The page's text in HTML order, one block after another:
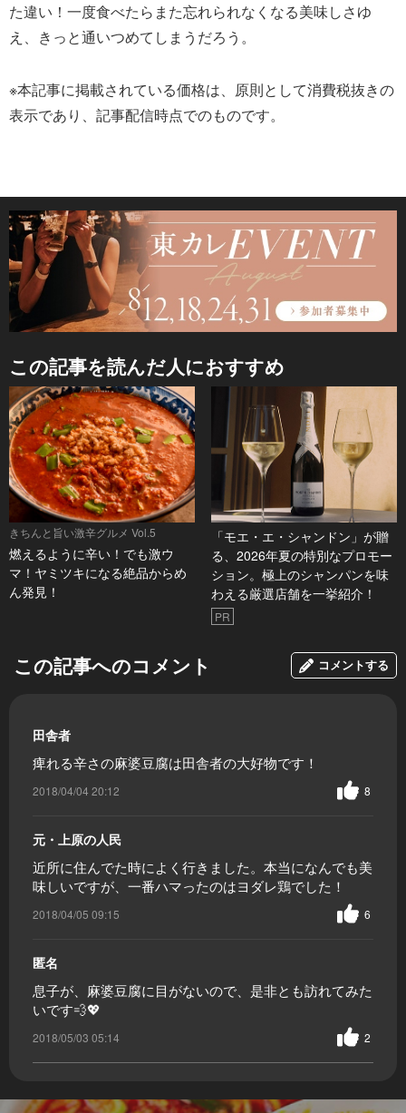
た違い！一度食べたらまた忘れられなくなる美味しさゆ
え、きっと通いつめてしまうだろう。
※本記事に掲載されている価格は、原則として消費税抜きの
表示であり、記事配信時点でのものです。
この記事を読んだ人におすすめ
きちんと旨い激辛グルメ Vol.5
燃えるように辛い！でも激ウ
マ！ヤミツキになる絶品からめ
ん発見！
「モエ・エ・シャンドン」が贈
る、2026年夏の特別なプロモー
ション。極上のシャンパンを味
わえる厳選店舗を一挙紹介！
PR
この記事へのコメント コメントする
田舎者
痺れる辛さの麻婆豆腐は田舎者の大好物です！
2018/04/04 20:12 8
元・上原の人民
近所に住んでた時によく行きました。本当になんでも美
味しいですが、一番ハマったのはヨダレ鶏でした！
2018/04/05 09:15 6
匿名
息子が、麻婆豆腐に目がないので、是非とも訪れてみた
いです💨💖
2018/05/03 05:14 2